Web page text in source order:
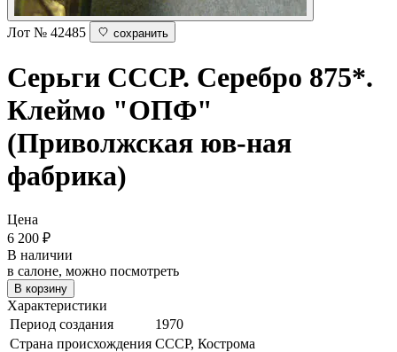
Лот № 42485 сохранить
Серьги СССР. Серебро 875*.
Клеймо "ОПФ"
(Приволжская юв-ная
фабрика)
Цена
6 200 ₽
В наличии
в салоне, можно посмотреть
В корзину
Характеристики
Период создания
1970
Страна происхождения СССР, Кострома